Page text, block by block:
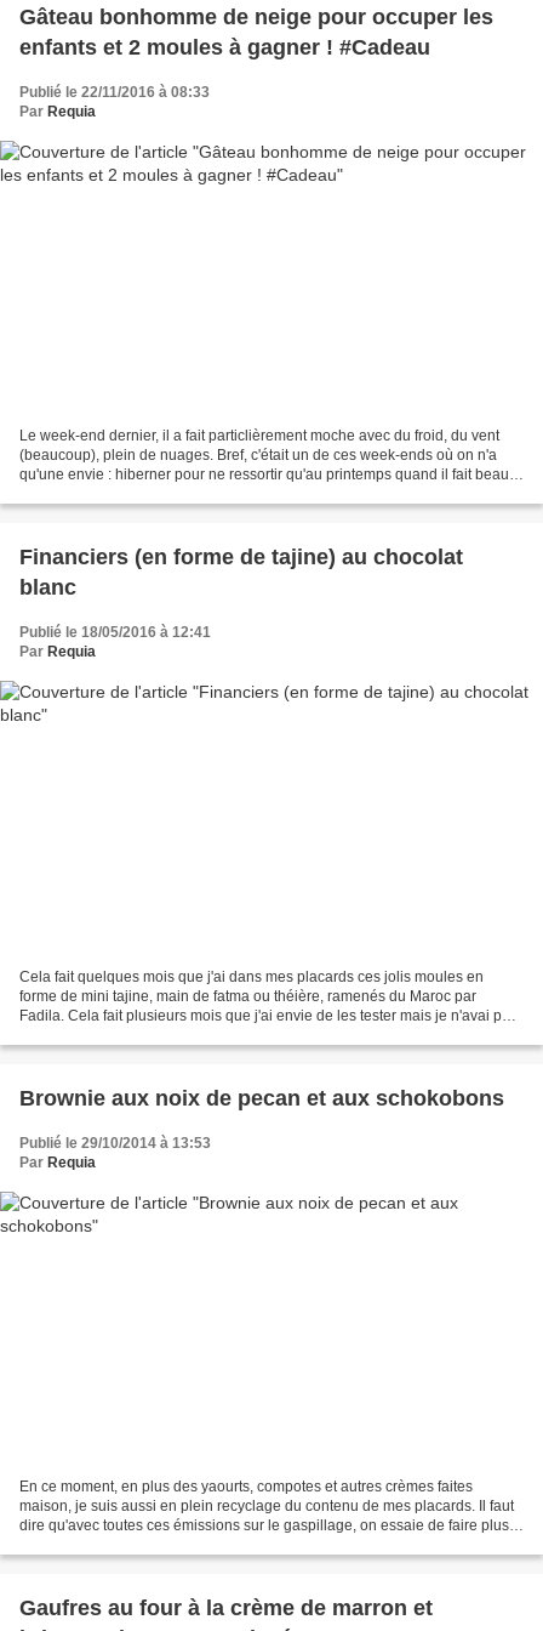
Gâteau bonhomme de neige pour occuper les
enfants et 2 moules à gagner ! #Cadeau
Publié le 22/11/2016 à 08:33
Par Requia
Le week-end dernier, il a fait particlièrement moche avec du froid, du vent
(beaucoup), plein de nuages. Bref, c'était un de ces week-ends où on n'a
qu'une envie : hiberner pour ne ressortir qu'au printemps quand il fait beau.
Financiers (en forme de tajine) au chocolat
blanc
Publié le 18/05/2016 à 12:41
Par Requia
Cela fait quelques mois que j'ai dans mes placards ces jolis moules en
forme de mini tajine, main de fatma ou théière, ramenés du Maroc par
Fadila. Cela fait plusieurs mois que j'ai envie de les tester mais je n'avai pas
Brownie aux noix de pecan et aux schokobons
Publié le 29/10/2014 à 13:53
Par Requia
En ce moment, en plus des yaourts, compotes et autres crèmes faites
maison, je suis aussi en plein recyclage du contenu de mes placards. Il faut
dire qu'avec toutes ces émissions sur le gaspillage, on essaie de faire plus
Gaufres au four à la crème de marron et